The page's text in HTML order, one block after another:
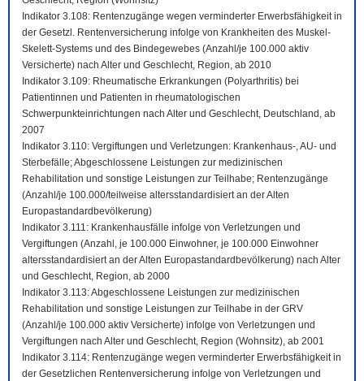
Indikator 3.108: Rentenzugänge wegen verminderter Erwerbsfähigkeit in
der Gesetzl. Rentenversicherung infolge von Krankheiten des Muskel-
Skelett-Systems und des Bindegewebes (Anzahl/je 100.000 aktiv
Versicherte) nach Alter und Geschlecht, Region, ab 2010
Indikator 3.109: Rheumatische Erkrankungen (Polyarthritis) bei
Patientinnen und Patienten in rheumatologischen
Schwerpunkteinrichtungen nach Alter und Geschlecht, Deutschland, ab
2007
Indikator 3.110: Vergiftungen und Verletzungen: Krankenhaus-, AU- und
Sterbefälle; Abgeschlossene Leistungen zur medizinischen
Rehabilitation und sonstige Leistungen zur Teilhabe; Rentenzugänge
(Anzahl/je 100.000/teilweise altersstandardisiert an der Alten
Europastandardbevölkerung)
Indikator 3.111: Krankenhausfälle infolge von Verletzungen und
Vergiftungen (Anzahl, je 100.000 Einwohner, je 100.000 Einwohner
altersstandardisiert an der Alten Europastandardbevölkerung) nach Alter
und Geschlecht, Region, ab 2000
Indikator 3.113: Abgeschlossene Leistungen zur medizinischen
Rehabilitation und sonstige Leistungen zur Teilhabe in der GRV
(Anzahl/je 100.000 aktiv Versicherte) infolge von Verletzungen und
Vergiftungen nach Alter und Geschlecht, Region (Wohnsitz), ab 2001
Indikator 3.114: Rentenzugänge wegen verminderter Erwerbsfähigkeit in
der Gesetzlichen Rentenversicherung infolge von Verletzungen und